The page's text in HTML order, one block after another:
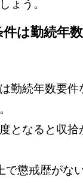
ょう。
は勤続年
勤続年数要件
となると収拾
で懲戒歴がな